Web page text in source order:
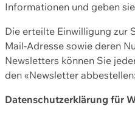
Informationen und geben
Die erteilte Einwilligung zur
Mail-Adresse sowie deren
Newsletters können Sie
den «Newsletter
Datenschutzerklärung für